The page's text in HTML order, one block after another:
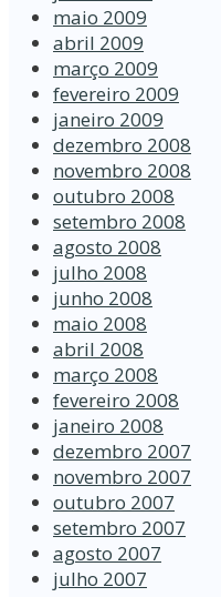
maio 2009
abril 2009
março 2009
fevereiro 2009
janeiro 2009
dezembro 2008
novembro 2008
outubro 2008
setembro 2008
agosto 2008
julho 2008
junho 2008
maio 2008
abril 2008
março 2008
fevereiro 2008
janeiro 2008
dezembro 2007
novembro 2007
outubro 2007
setembro 2007
agosto 2007
julho 2007